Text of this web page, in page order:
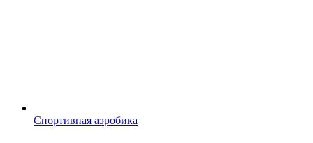
Спортивная аэробика